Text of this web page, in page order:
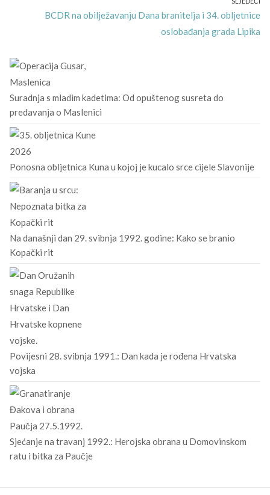
Next
BCDR na obilježavanju Dana branitelja i 34. obljetnice
oslobađanja grada Lipika
Suradnja s mladim kadetima: Od opuštenog susreta do
predavanja o Maslenici
Ponosna obljetnica Kuna u kojoj je kucalo srce cijele Slavonije
Na današnji dan 29. svibnja 1992. godine: Kako se branio
Kopački rit
Povijesni 28. svibnja 1991.: Dan kada je rođena Hrvatska
vojska
Sjećanje na travanj 1992.: Herojska obrana u Domovinskom
ratu i bitka za Paučje